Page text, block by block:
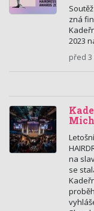
Soutěž
zná
2023
před 3
na
se